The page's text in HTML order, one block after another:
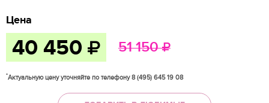
Цена
40 450 51 150
*Актуальную цену уточняйте по телефону 8 (495) 645 19 08